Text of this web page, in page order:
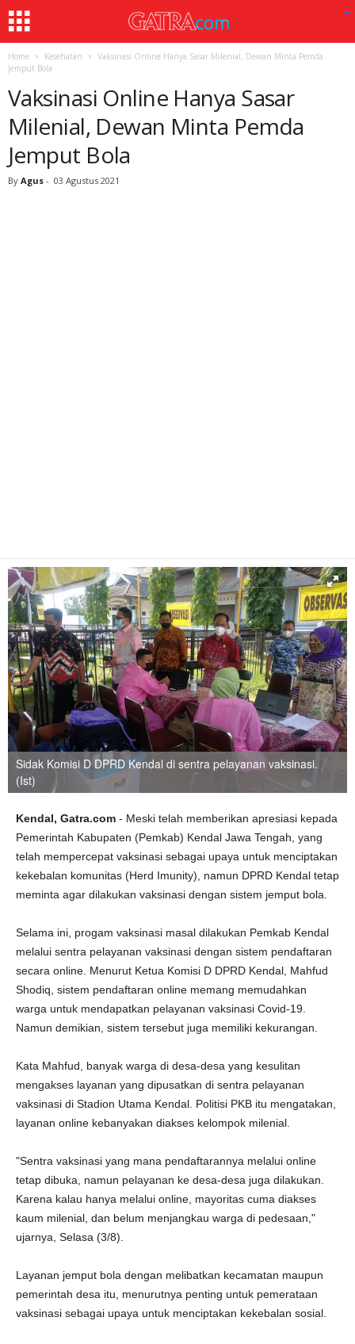
Home Kesehatan
Vaksinasi Online Hanya Sasar Milenial, Dewan Minta Pemda
Jemput Bola
Vaksinasi Online Hanya Sasar
Milenial, Dewan Minta Pemda
Jemput Bola
By Agus - 03 Agustus 2021
Sidak Komisi D DPRD Kendal di sentra pelayanan vaksinasi.
(Ist)
Kendal, Gatra.com - Meski telah memberikan apresiasi kepada
Pemerintah Kabupaten (Pemkab) Kendal Jawa Tengah, yang
telah mempercepat vaksinasi sebagai upaya untuk menciptakan
kekebalan komunitas (Herd Imunity), namun DPRD Kendal tetap
meminta agar dilakukan vaksinasi dengan sistem jemput bola.
Selama ini, progam vaksinasi masal dilakukan Pemkab Kendal
melalui sentra pelayanan vaksinasi dengan sistem pendaftaran
secara online. Menurut Ketua Komisi D DPRD Kendal, Mahfud
Shodiq, sistem pendaftaran online memang memudahkan
warga untuk mendapatkan pelayanan vaksinasi Covid-19.
Namun demikian, sistem tersebut juga memiliki kekurangan.
Kata Mahfud, banyak warga di desa-desa yang kesulitan
mengakses layanan yang dipusatkan di sentra pelayanan
vaksinasi di Stadion Utama Kendal. Politisi PKB itu mengatakan,
layanan online kebanyakan diakses kelompok milenial.
"Sentra vaksinasi yang mana pendaftarannya melalui online
tetap dibuka, namun pelayanan ke desa-desa juga dilakukan.
Karena kalau hanya melalui online, mayoritas cuma diakses
kaum milenial, dan belum menjangkau warga di pedesaan,"
ujarnya, Selasa (3/8).
Layanan jemput bola dengan melibatkan kecamatan maupun
pemerintah desa itu, menurutnya penting untuk pemerataan
vaksinasi sebagai upaya untuk menciptakan kekebalan sosial.